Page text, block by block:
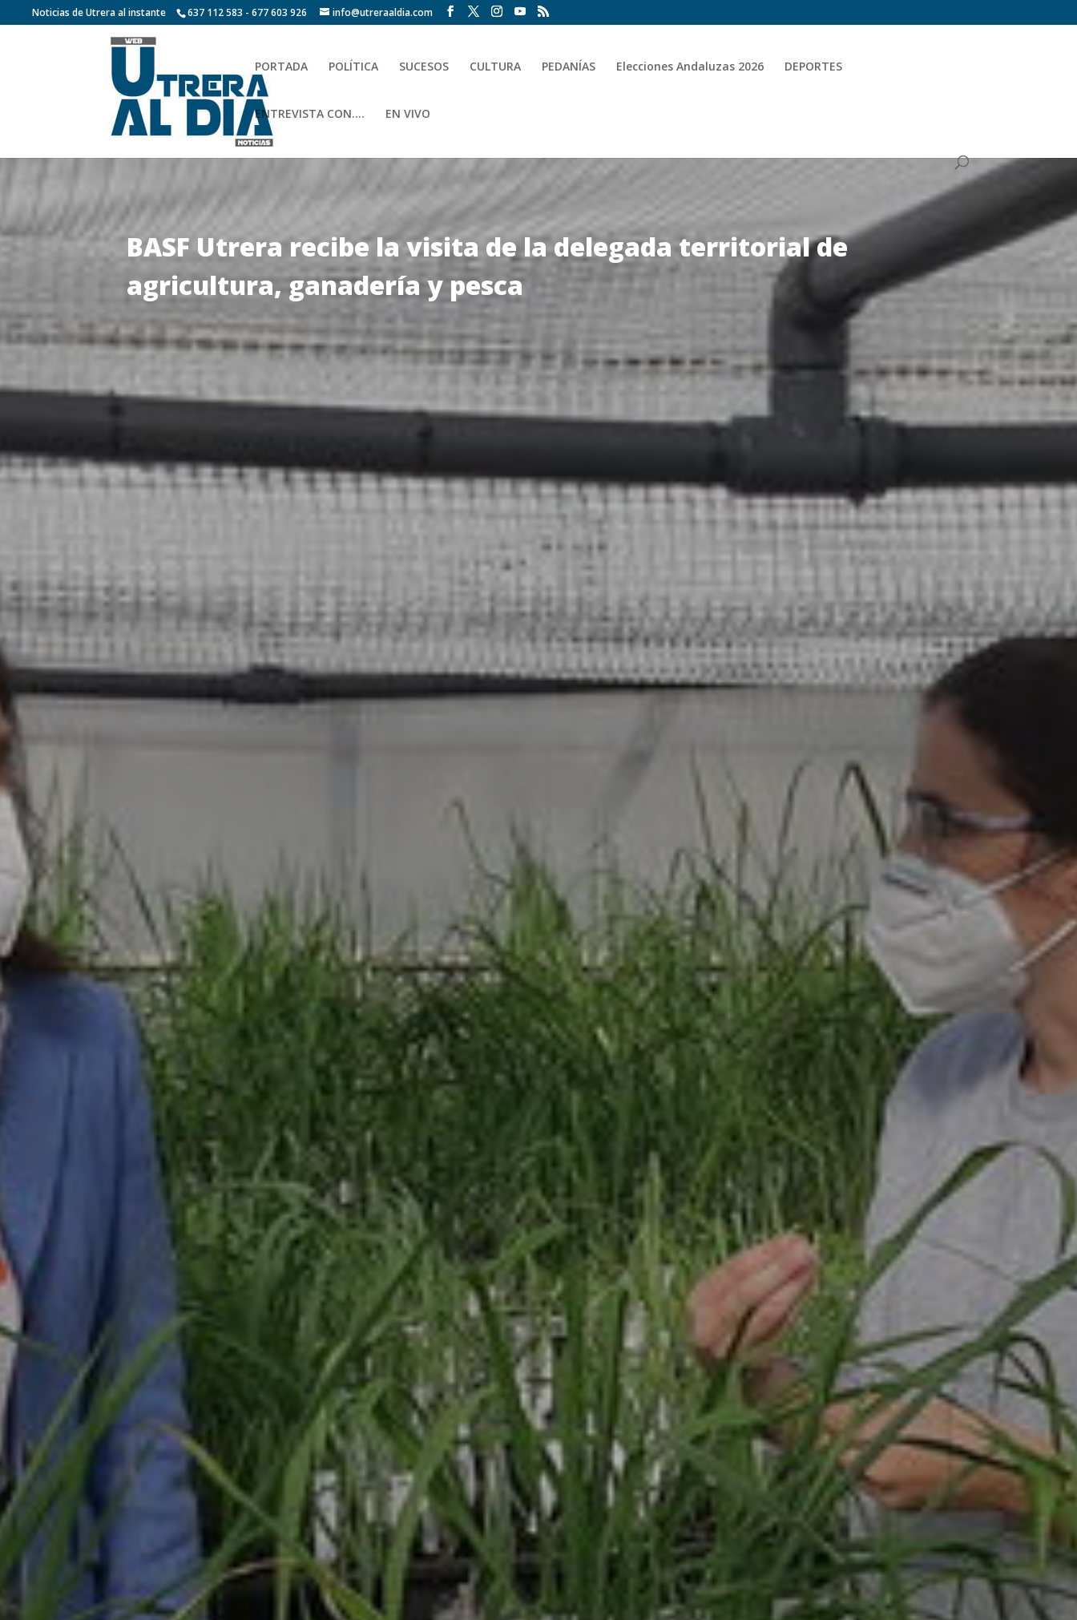
Noticias de Utrera al instante 637 112 583 - 677 603 926 info@utreraaldia.com
PORTADA POLÍTICA SUCESOS CULTURA PEDANÍAS Elecciones Andaluzas 2026 DEPORTES
ENTREVISTA CON…. EN VIVO
BASF Utrera recibe la visita de la delegada territorial de
agricultura, ganadería y pesca